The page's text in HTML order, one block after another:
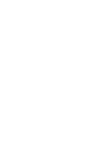
–
downloader,
på en
også for